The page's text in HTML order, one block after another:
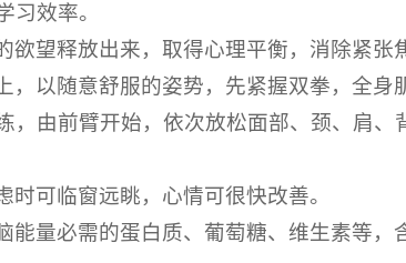
习效率。
望释放出来，取得心理平衡，消除紧张
，以随意舒服的姿势，先紧握双拳，全
，由前臂开始，依次放松面部、颈、肩、
可临窗远眺，心情可很快改善。
能量必需的蛋白质、葡萄糖、维生素等，